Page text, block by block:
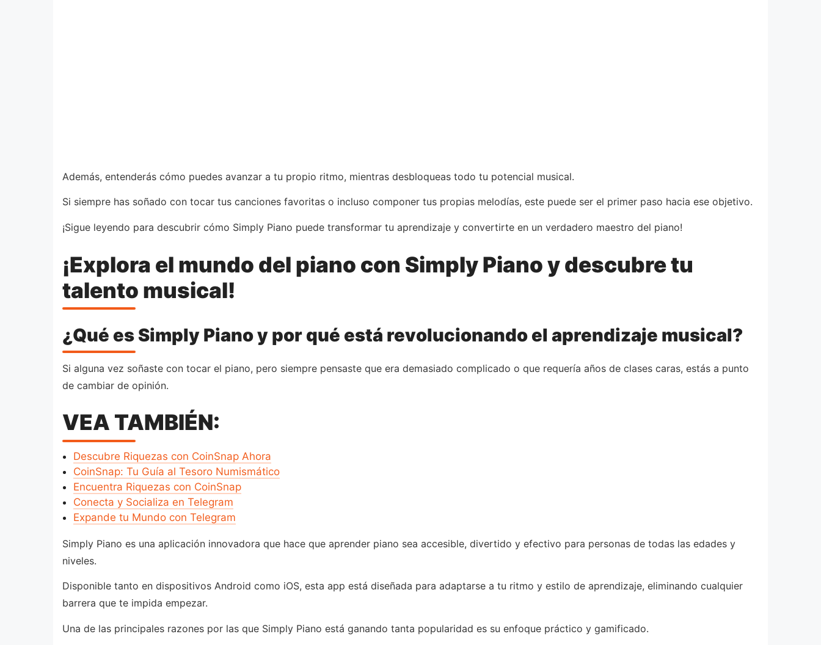
Además, entenderás cómo puedes avanzar a tu propio ritmo, mientras desbloqueas todo tu potencial musical.
Si siempre has soñado con tocar tus canciones favoritas o incluso componer tus propias melodías, este puede ser el primer paso hacia ese objetivo.
¡Sigue leyendo para descubrir cómo Simply Piano puede transformar tu aprendizaje y convertirte en un verdadero maestro del piano!
¡Explora el mundo del piano con Simply Piano y descubre tu
talento musical!
¿Qué es Simply Piano y por qué está revolucionando el aprendizaje musical?
Si alguna vez soñaste con tocar el piano, pero siempre pensaste que era demasiado complicado o que requería años de clases caras, estás a punto
de cambiar de opinión.
VEA TAMBIÉN:
Descubre Riquezas con CoinSnap Ahora
CoinSnap: Tu Guía al Tesoro Numismático
Encuentra Riquezas con CoinSnap
Conecta y Socializa en Telegram
Expande tu Mundo con Telegram
Simply Piano es una aplicación innovadora que hace que aprender piano sea accesible, divertido y efectivo para personas de todas las edades y
niveles.
Disponible tanto en dispositivos Android como iOS, esta app está diseñada para adaptarse a tu ritmo y estilo de aprendizaje, eliminando cualquier
barrera que te impida empezar.
Una de las principales razones por las que Simply Piano está ganando tanta popularidad es su enfoque práctico y gamificado.